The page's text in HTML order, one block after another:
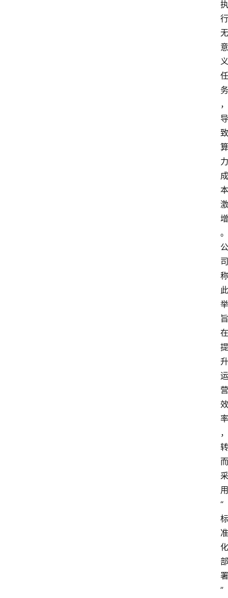
执
行
无
意
义
任
务
，
导
致
算
力
成
本
激
增
。
公
司
称
此
举
旨
在
提
升
运
营
效
率
，
转
而
采
用
“
标
准
化
部
署
”